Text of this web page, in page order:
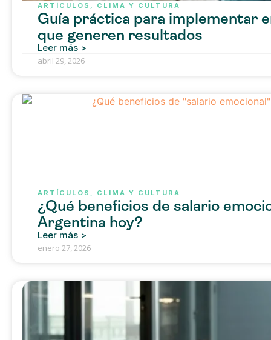
ARTÍCULOS CLIMA Y CULTURA
Guía práctica para implementar
que generen resultados
Leer más >
abril 29, 2026
ARTÍCULOS CLIMA Y CULTURA
¿Qué beneficios de salario
Argentina hoy?
Leer más >
enero 27, 2026